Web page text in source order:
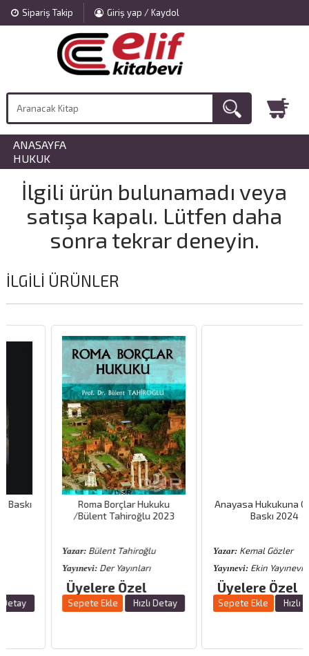
Sipariş Takip Giriş yap / Kaydol
ANASAYFA
HUKUK
İlgili ürün bulunamadı veya
satışa kapalı. Lütfen daha
sonra tekrar deneyin.
İLGILI ÜRÜNLER
Roma Borçlar Hukuku
/Bülent Tahiroğlu 2023
Bülent Tahiroğlu
Yayınevi:Der Yayınları
Üyelere Özel
Sepete Ekle Hızlı Detay
Anayasa Hukukuna Giriş 33.
Baskı 2024
Kemal Gözler
Yayınevi:Ekin Yayınevi
Üyelere Özel
Sepete Ekle Hızlı Detay